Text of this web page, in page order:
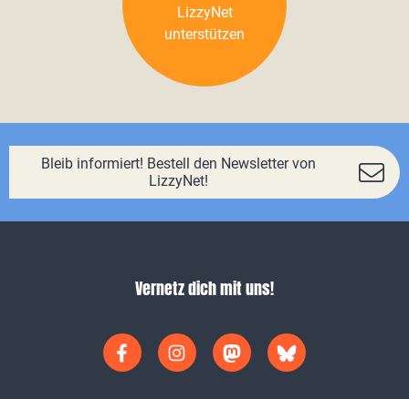
LizzyNet
unterstützen
Bleib informiert! Bestell den Newsletter von
LizzyNet!
Vernetz dich mit uns!